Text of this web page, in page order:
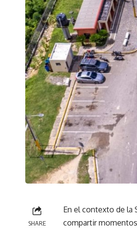
SHARE
En el contexto de la
compartir